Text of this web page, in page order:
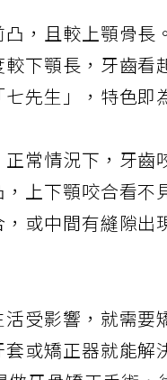
，且較上顎骨長
下顎長，牙齒看
先生」，特色即
常情況下，牙齒
上下顎咬合看不
或中間有縫隙出
受影響，就需要
或矯正器就能解